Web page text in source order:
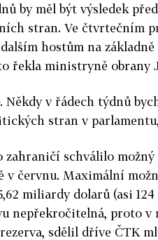
by měl být výsledek
stran. Ve čtvrtečním
hostům na
řekla ministryně obrany
Někdy v řádech týdnů
stran v
schválilo možný
v červnu. Maximální
miliardy dolarů (asi
nepřekročitelná, proto v
sdělil dříve ČTK